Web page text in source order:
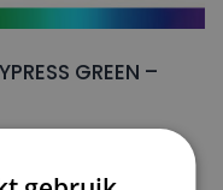
GREEN –